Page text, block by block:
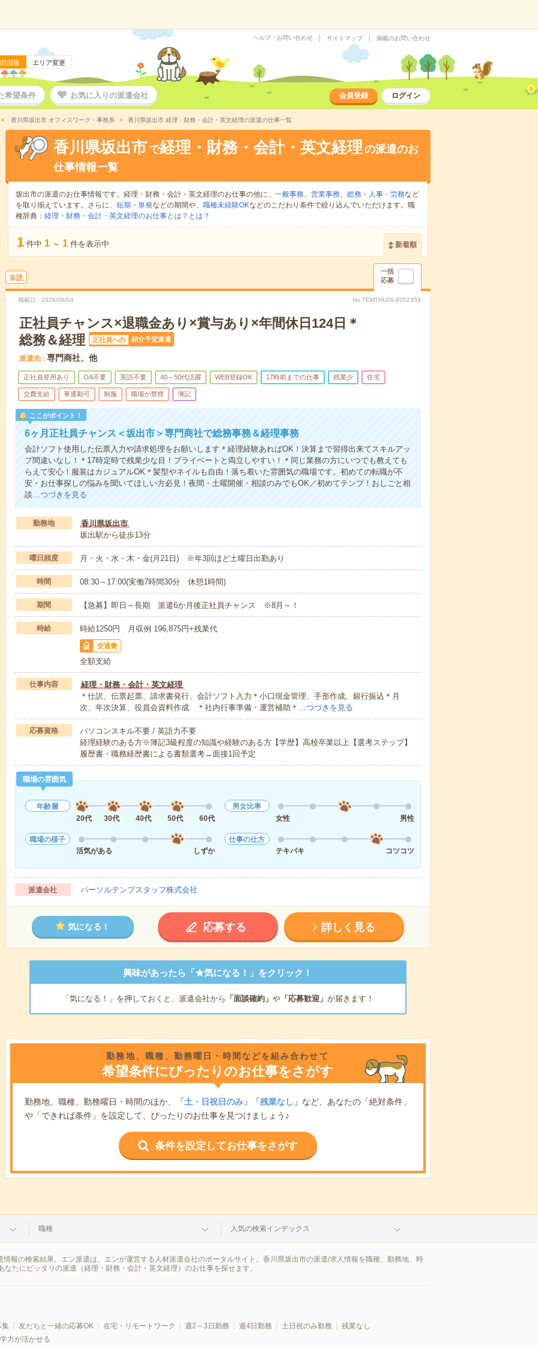
国版 エリア変更
ヘルプ・お問い合わせ サイトマップ 掲載のお問い合わせ
希望条件 お気に入りの派遣会社 会員登録 ログイン
香川県坂出市 オフィスワーク・事務系 香川県坂出市 経理・財務・会計・英文経理の派遣の仕事一覧
香川県坂出市 で経理・財務・会計・英文経理 の派遣のお
仕事情報一覧
坂出市の派遣のお仕事情報です。経理・財務・会計・英文経理のお仕事の他に、 一般事務、 営業事務、 総務・人事・労務など
を取り揃えています。さらに、 短期 ・ 単発などの期間や、 職種未経験OKなどのこだわり条件で絞り込んでいただけます。職
種辞典： 経理・財務・会計・英文経理のお仕事とは？とは？
1 件中 1 ～ 1 件を表示中 新着順
未読
一括
応募
掲載日 2026/08/04 No.TEMTHU26-0552359
正社員チャンス×退職金あり×賞与あり×年間休日124日＊
総務＆経理
正社員への 紹介予定派遣
派遣先 専門商社、他
正社員登用あり OA不要 英語不要 40～50代活躍 WEB登録OK 17時前までの仕事 残業少 住宅
交費支給 車通勤可 制服 職場が禁煙 簿記
ここがポイント！
6ヶ月正社員チャンス＜坂出市＞専門商社で総務事務＆経理事務
会計ソフト使用した伝票入力や請求処理をお願いします＊経理経験あればOK！決算まで習得出来てスキルアッ
プ間違いなし！＊17時定時で残業少な目！プライベートと両立しやすい！＊同じ業務の方にいつでも教えても
らえて安心！服装はカジュアルOK＊髪型やネイルも自由！落ち着いた雰囲気の職場です。初めての転職が不
安・お仕事探しの悩みを聞いてほしい方必見！夜間・土曜開催・相談のみでもOK／初めてテンプ！おしごと相
談…つづきを見る
勤務地
香川県坂出市
坂出駅から徒歩13分
曜日頻度 月・火・水・木・金(月21日) ※年3回ほど土曜日出勤あり
時間 08:30～17:00(実働7時間30分 休憩1時間)
期間 【急募】即日～長期 派遣6か月後正社員チャンス ※8月～！
時給 時給1250円 月収例 196,875円+残業代
交通費
全額支給
仕事内容
経理・財務・会計・英文経理
＊仕訳、伝票起票、請求書発行、会計ソフト入力＊小口現金管理、手形作成、銀行振込＊月
次、年次決算、役員会資料作成 ＊社内行事準備・運営補助＊…つづきを見る
応募資格
パソコンスキル不要 / 英語力不要
経理経験のある方※簿記3級程度の知識や経験のある方【学歴】高校卒業以上【選考ステップ】
履歴書・職務経歴書による書類選考→面接1回予定
職場の雰囲気
年齢層
20代
30代 40代 50代 60代
男女比率
女性
男性
職場の様子
活気がある
しずか
仕事の仕方
テキパキ
コツコツ
派遣会社 パーソルテンプスタッフ株式会社
気になる！ 応募する 詳しく見る
興味があったら「★気になる！」をクリック！
「気になる！」を押しておくと、派遣会社から 「面談確約」 や「応募歓迎」 が届きます！
勤務地、職種、勤務曜日・時間などを組み合わせて
希望条件にぴったりのお仕事をさがす
勤務地、職種、勤務曜日・時間のほか、 「土・日祝日のみ」「残業なし」 など、あなたの「絶対条件」
や「できれば条件」を設定して、ぴったりのお仕事を見つけましょう♪
条件を設定してお仕事をさがす
職種 人気の検索インデックス
報の検索結果。エン派遣は、エンが運営する人材派遣会社のポータルサイト。香川県坂出市の派遣/求人情報を職種、勤務地、時
たにピッタリの派遣（経理・財務・会計・英文経理）のお仕事を探せます。
集 友だちと一緒の応募OK 在宅・リモートワーク 週2～3日勤務 週4日勤務 土日祝のみ勤務
残業なし
力が活かせる